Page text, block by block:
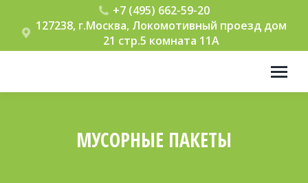
+7 (495) 662-59-20
127238, г.Москва, Локомотивный проезд дом
21 стр.5 комната 11А
МУСОРНЫЕ ПАКЕТЫ